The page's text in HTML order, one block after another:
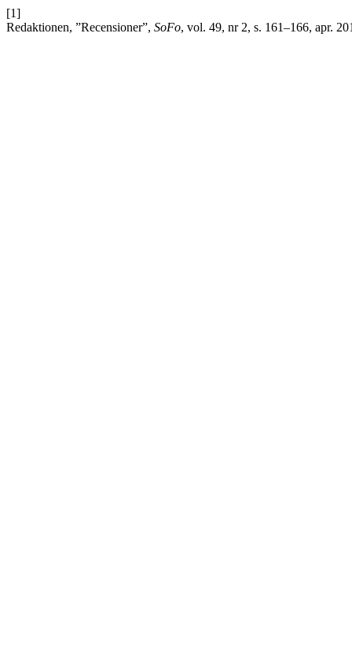
[1]
Redaktionen, ”Recensioner”, SoFo, vol. 49, nr 2, s. 161–166, apr.